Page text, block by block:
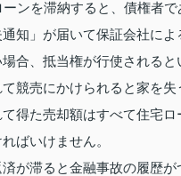
ンを滞納すると、債権者
知」が届いて保証会社によ
合、抵当権が行使されると
競売にかけられると家を
得た売却額はすべて住宅
ばいけません。
が滞ると金融事故の履歴